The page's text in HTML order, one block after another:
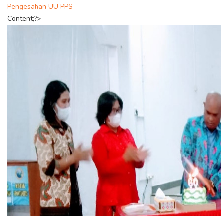
Pengesahan UU PPS
Content;?>